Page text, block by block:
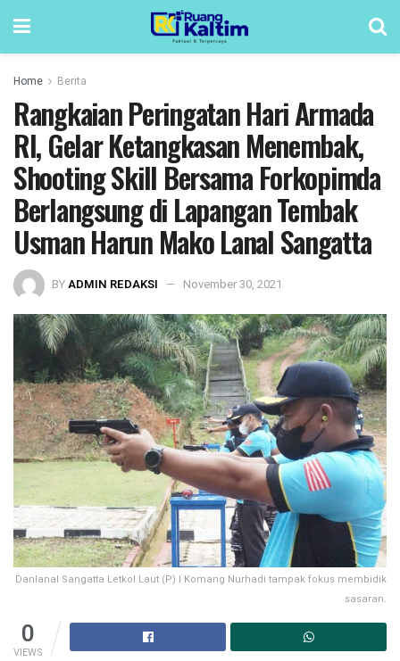
Home Berita
Rangkaian Peringatan Hari Armada
RI, Gelar Ketangkasan Menembak,
Shooting Skill Bersama Forkopimda
Berlangsung di Lapangan Tembak
Usman Harun Mako Lanal Sangatta
BYADMIN REDAKSI November 30, 2021
Danlanal Sangatta Letkol Laut (P) I Komang Nurhadi tampak fokus membidik
sasaran.
0
VIEWS